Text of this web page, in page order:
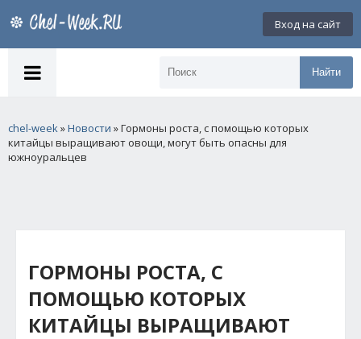
Вход на сайт
Найти
chel-week»Новости » Гормоны роста, с помощью которых
китайцы выращивают овощи, могут быть опасны для
южноуральцев
ГОРМОНЫ РОСТА, С
ПОМОЩЬЮ КОТОРЫХ
КИТАЙЦЫ ВЫРАЩИВАЮТ